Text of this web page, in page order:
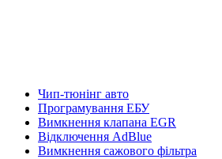
Чип-тюнінг авто
Програмування ЕБУ
Вимкнення клапана EGR
Відключення AdBlue
Вимкнення сажового фільтра